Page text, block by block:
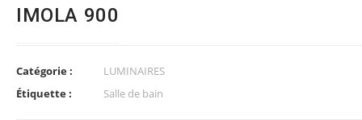
IMOLA 900
Catégorie :
LUMINAIRES
Étiquette :
Salle de bain